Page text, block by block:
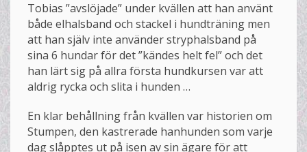
Tobias ”avslöjade” under kvällen att han använt
både elhalsband och stackel i hundträning men
att han själv inte använder stryphalsband på
sina 6 hundar för det ”kändes helt fel” och det
han lärt sig på allra första hundkursen var att
aldrig rycka och slita i hunden …
En klar behållning från kvällen var historien om
Stumpen, den kastrerade hanhunden som varje
dag slåpptes ut på isen av sin ägare för att